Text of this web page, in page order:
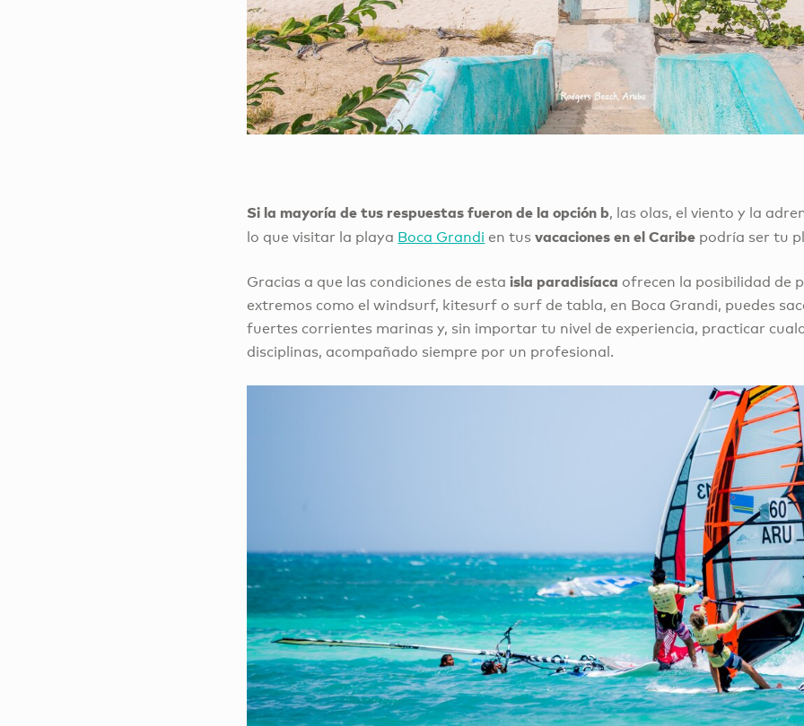
Si la mayoría de tus respuestas fueron de la opción b, las olas, el viento y la
lo que visitar la playa Boca Grandi en tusvacaciones en el Caribe podría ser tu
Gracias a que las condiciones de estaisla paradisíaca ofrecen la posibilidad de
extremos como el windsurf, kitesurf o surf de tabla, en Boca Grandi, puedes
fuertes corrientes marinas y, sin importar tu nivel de experiencia, practicar
disciplinas, acompañado siempre por un profesional.